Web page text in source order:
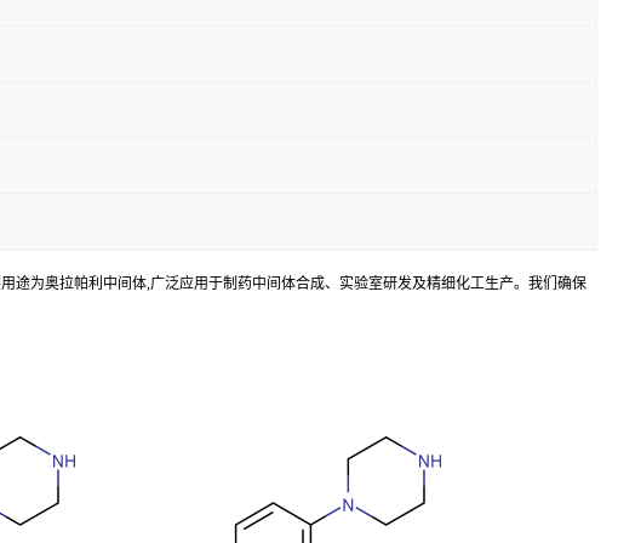
途为奥拉帕利中间体,广泛应用于制药中间体合成、实验室研发及精细化工生产。我们确保